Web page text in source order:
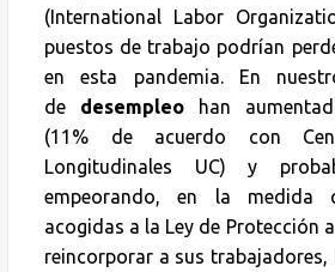
(International Labor
puestos de trabajo podrían
en esta pandemia. En
de desempleo han
(11% de acuerdo con
Longitudinales UC) y
empeorando, en la medida
acogidas a la Ley de Protección
reincorporar a sus